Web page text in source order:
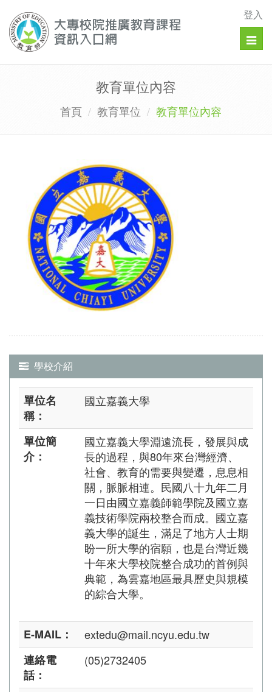
登入
教育單位內容
首頁 教育單位 教育單位內容
學校介紹
單位名
稱：
國立嘉義大學
單位簡
介：
國立嘉義大學淵遠流長，發展與成
長的過程，與80年來台灣經濟、
社會、教育的需要與變遷，息息相
關，脈脈相連。民國八十九年二月
一日由國立嘉義師範學院及國立嘉
義技術學院兩校整合而成。國立嘉
義大學的誕生，滿足了地方人士期
盼一所大學的宿願，也是台灣近幾
十年來大學校院整合成功的首例與
典範，為雲嘉地區最具歷史與規模
的綜合大學。
E-MAIL：
extedu@mail.ncyu.edu.tw
連絡電
話：
(05)2732405